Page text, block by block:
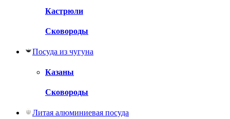
Кастрюли
Сковороды
Посуда из чугуна
Казаны
Сковороды
Литая алюминиевая посуда